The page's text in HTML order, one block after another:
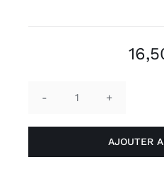
de
"Ginevra"
AJOUTER